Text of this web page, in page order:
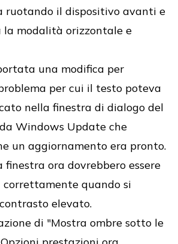
ruotando il dispositivo avanti e
modalità orizzontale e
una modifica per
per cui il testo poteva
nella finestra di dialogo del
Windows Update che
un aggiornamento era pronto.
finestra ora dovrebbero essere
quando si
elevato.
di "Mostra ombre sotto le